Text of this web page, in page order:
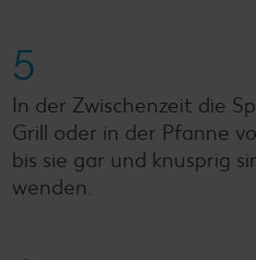
5
In der Zwischenzeit die
Grill oder in der Pfanne
bis sie gar und knusprig
wenden.